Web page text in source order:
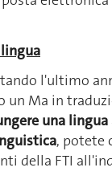
l'ultimo
un Ma in
una
, potete
della FTI